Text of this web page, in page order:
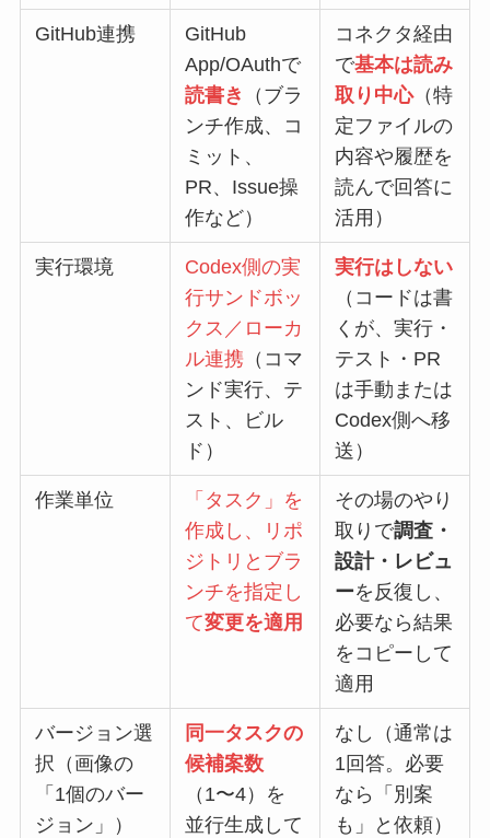
GitHub連携
GitHub
App/OAuthで
読書き
（ブラ
ンチ作成、コ
ミット、
PR、Issue操
作など）
コネクタ経由
で基本は読み
取り中心（特
定ファイルの
内容や履歴を
読んで回答に
活用）
実行環境
Codex側の実
行サンドボッ
クス／ローカ
ル連携 （コマ
ンド実行、テ
スト、ビル
ド）
実行はしない
（コードは書
くが、実行・
テスト・PR
は手動または
Codex側へ移
送）
作業単位
「タスク」を
作成し、リポ
ジトリとブラ
ンチを指定し
て変更を適用
その場のやり
取りで調査・
設計・レビュ
ーを反復し、
必要なら結果
をコピーして
適用
バージョン選
択（画像の
「1個のバー
ジョン」）
同一タスクの
候補案数
（1〜4）を
並行生成して
なし（通常は
1回答。必要
なら「別案
も」と依頼）